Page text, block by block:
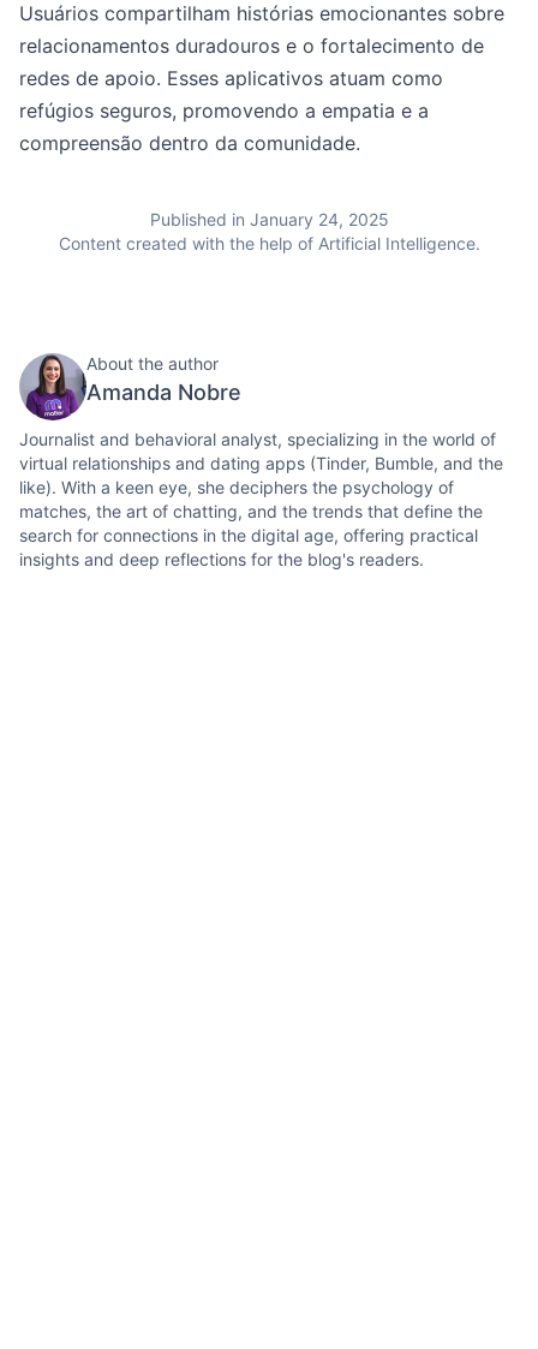
Usuários compartilham histórias emocionantes sobre
relacionamentos duradouros e o fortalecimento de
redes de apoio. Esses aplicativos atuam como
refúgios seguros, promovendo a empatia e a
compreensão dentro da comunidade.
Published in January 24, 2025
Content created with the help of Artificial Intelligence.
About the author
Amanda Nobre
Journalist and behavioral analyst, specializing in the world of
virtual relationships and dating apps (Tinder, Bumble, and the
like). With a keen eye, she deciphers the psychology of
matches, the art of chatting, and the trends that define the
search for connections in the digital age, offering practical
insights and deep reflections for the blog's readers.